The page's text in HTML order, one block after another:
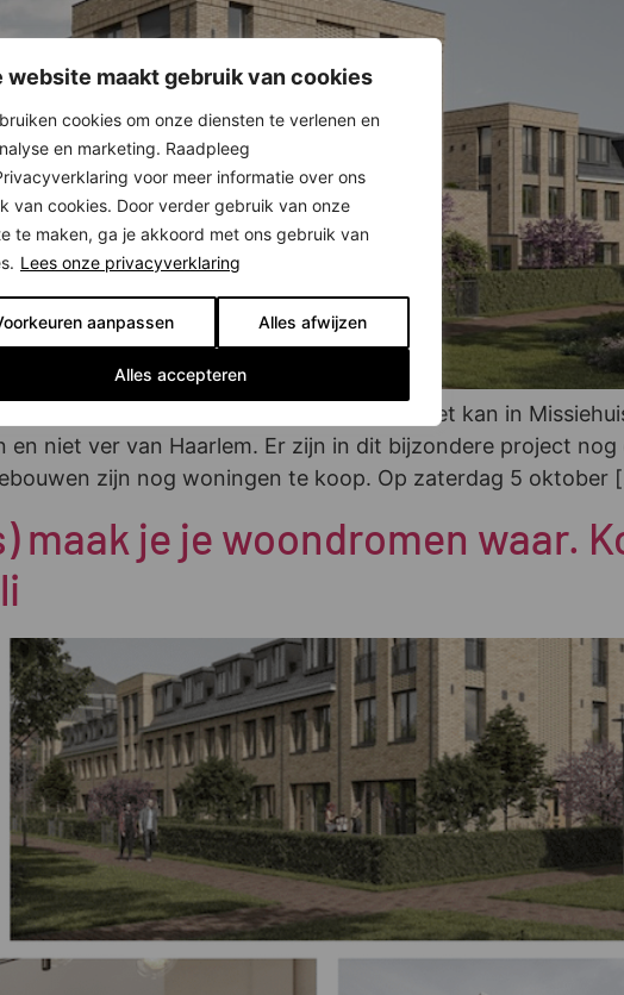
website maakt gebruik van cookies
cookies om onze diensten te verlenen en
en marketing. Raadpleeg
voor meer informatie over ons
van cookies. Door verder gebruik van onze
te maken, ga je akkoord met ons gebruik van
Lees onze privacyverklaring
aanpassen Alles afwijzen
Alles accepteren
gebouwen en schitterende natuur. Het kan in
niet ver van Haarlem. Er zijn in dit bijzondere project
zijn nog woningen te koop. Op zaterdag 5 oktober
maak je je woondromen waar.